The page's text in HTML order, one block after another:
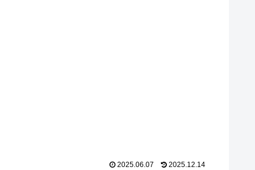
2025.06.07 2025.12.14